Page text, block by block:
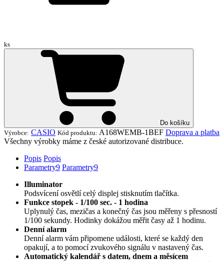
ks
Do košíku
Výrobce: CASIO Kód produktu: A168WEMB-1BEF Doprava a platba
Všechny výrobky máme z české autorizované distribuce.
Popis Popis
Parametry9 Parametry9
Illuminator
Podsvícení osvětlí celý displej stisknutím tlačítka.
Funkce stopek - 1/100 sec. - 1 hodina
Uplynulý čas, mezičas a konečný čas jsou měřeny s přesností
1/100 sekundy. Hodinky dokážou měřit časy až 1 hodinu.
Denní alarm
Denní alarm vám připomene události, které se každý den
opakují, a to pomocí zvukového signálu v nastavený čas.
Automatický kalendář s datem, dnem a měsícem